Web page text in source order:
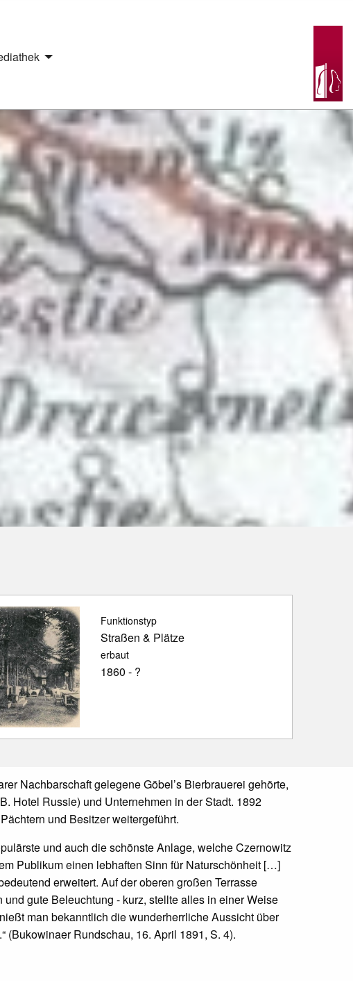
Funktionstyp
Straßen & Plätze
erbaut
1860 - ?
Nachbarschaft gelegene Göbel’s Bierbrauerei gehörte,
Hotel Russie) und Unternehmen in der Stadt. 1892
und Besitzer weitergeführt.
und auch die schönste Anlage, welche Czernowitz
Publikum einen lebhaften Sinn für Naturschönheit […]
erweitert. Auf der oberen großen Terrasse
gute Beleuchtung - kurz, stellte alles in einer Weise
man bekanntlich die wunderherrliche Aussicht über
Rundschau, 16. April 1891, S. 4).